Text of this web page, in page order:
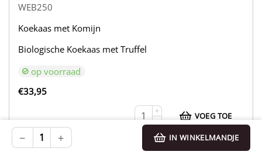
+
− IN WINKELMANDJE
WEB250
Koekaas met Komijn
Biologische Koekaas met Truffel
op voorraad
€33,95
+
VOEG TOE